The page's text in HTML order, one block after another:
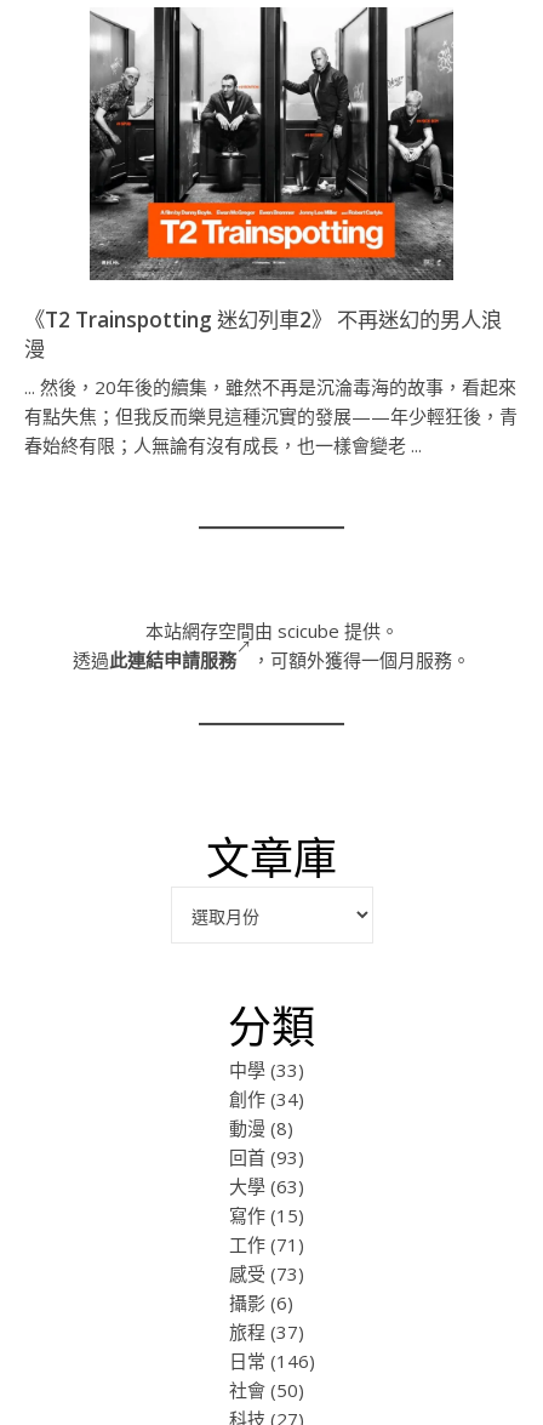
《T2 Trainspotting 迷幻列車2》 不再迷幻的男人浪
漫
... 然後，20年後的續集，雖然不再是沉淪毒海的故事，看起來
有點失焦；但我反而樂見這種沉實的發展——年少輕狂後，青
春始終有限；人無論有沒有成長，也一樣會變老 ...
本站網存空間由 scicube 提供。
透過此連結申請服務 ，可額外獲得一個月服務。
文章庫
分類
中學(33)
創作(34)
動漫 (8)
回首(93)
大學(63)
寫作(15)
工作(71)
感受 (73)
攝影 (6)
旅程 (37)
日常 (146)
社會(50)
科技 (27)